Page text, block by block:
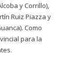
y Corrillo),
Ruiz Piazza y
Como
para la